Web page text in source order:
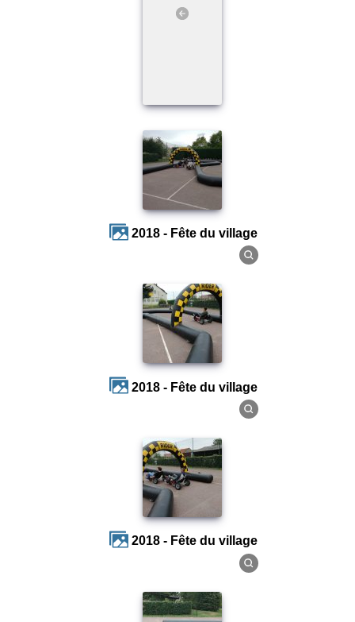
2018 - Fête du village
2018 - Fête du village
2018 - Fête du village